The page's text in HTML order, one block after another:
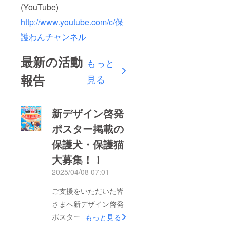
(YouTube)
http://www.youtube.com/c/保
護わんチャンネル
最新の活動
報告
もっと
見る
新デザイン啓発
ポスター掲載の
保護犬・保護猫
大募集！！
2025/04/08 07:01
ご支援をいただいた皆
さまへ新デザイン啓発
ポスター掲載の保護
もっと見る